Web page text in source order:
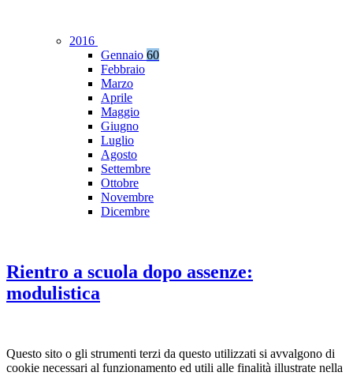
2016
Gennaio 60
Febbraio
Marzo
Aprile
Maggio
Giugno
Luglio
Agosto
Settembre
Ottobre
Novembre
Dicembre
Rientro a scuola dopo assenze:
modulistica
Questo sito o gli strumenti terzi da questo utilizzati si avvalgono di
cookie necessari al funzionamento ed utili alle finalità illustrate nella